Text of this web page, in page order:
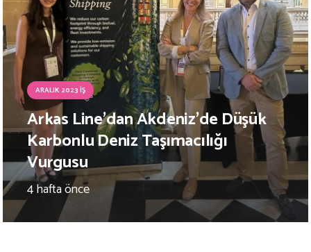
ARALIK 2023 İŞ
Arkas Line’dan Akdeniz’de Düşük
Karbonlu Deniz Taşımacılığı
Vurgusu
4 hafta önce